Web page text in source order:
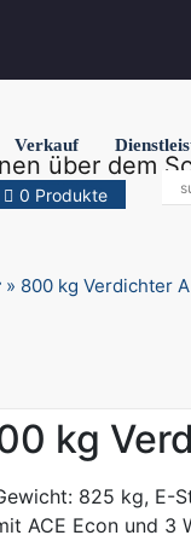
Verkauf
0 Produkte
» 800 kg Verdichter
kg
825 kg, E-
ACE Econ und 3